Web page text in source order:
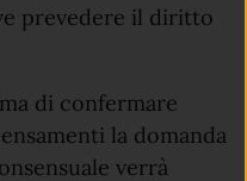
prevedere il diritto
di confermare
la domanda
verrà